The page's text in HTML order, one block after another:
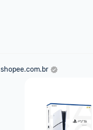
shopee.com.br